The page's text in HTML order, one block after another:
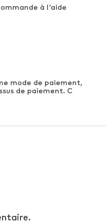
à l'aide
mode de paiement,
de paiement. C